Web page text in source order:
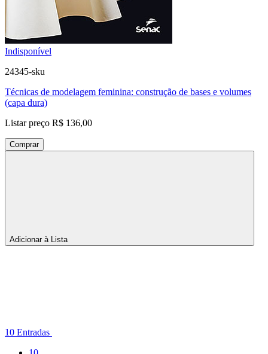
Indisponível
24345-sku
Técnicas de modelagem feminina: construção de bases e volumes
(capa dura)
Listar preço R$ 136,00
Comprar
Adicionar à Lista
10 Entradas
Entradas